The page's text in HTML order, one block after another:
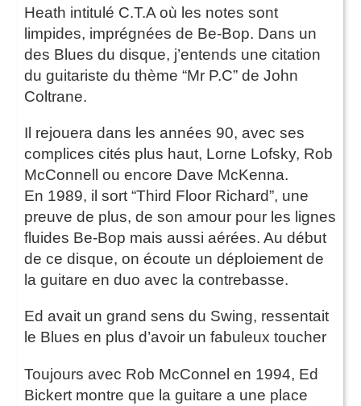
Heath intitulé C.T.A où les notes sont
limpides, imprégnées de Be-Bop. Dans un
des Blues du disque, j’entends une citation
du guitariste du thème “Mr P.C” de John
Coltrane.
Il rejouera dans les années 90, avec ses
complices cités plus haut, Lorne Lofsky, Rob
McConnell ou encore Dave McKenna.
En 1989, il sort “Third Floor Richard”, une
preuve de plus, de son amour pour les lignes
fluides Be-Bop mais aussi aérées. Au début
de ce disque, on écoute un déploiement de
la guitare en duo avec la contrebasse.
Ed avait un grand sens du Swing, ressentait
le Blues en plus d’avoir un fabuleux toucher
Toujours avec Rob McConnel en 1994, Ed
Bickert montre que la guitare a une place